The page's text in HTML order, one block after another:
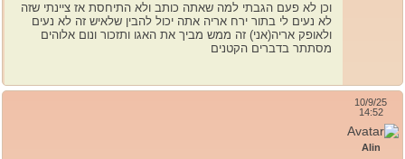
וכן לא פעם הגבתי למה שאתה כותב ולא התיחסת אז ציינתי שזה
לא נעים לי בתור ירח אריה אתה יכול להבין שלאיש זה לא נעים
ולאופק אריה(אני) זה ממש מביך את האגו ותזכור ונום אלוהים
מסתתר בדברים הקטנים
10/9/25
14:52
Alin